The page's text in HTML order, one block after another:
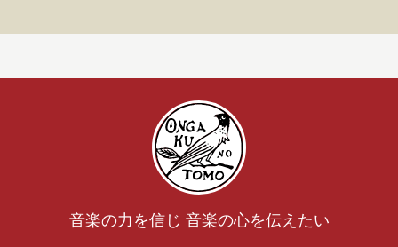
音楽の力を信じ 音楽の心を伝えたい